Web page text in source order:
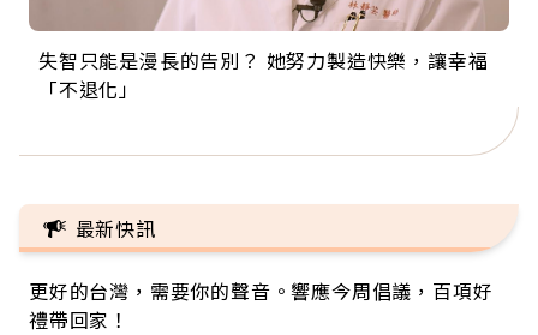
失智只能是漫長的告別？ 她努力製造快樂，讓幸福
「不退化」
來自剛果的巧克力神父 為台灣奉獻36年 「台灣是我
的家，我連作夢都講台語！」
63歲卸矽谷副總、搬回台灣找快樂！「蛋黃哥小
丑」走進安養院，逗樂上萬爺奶：退休後才開始真
104歲打破金氏世界紀錄 成為全球最年長羽球選
手，分享長壽的秘密原來是「這個」
事業巔峰他選擇追夢…黑手阿伯拉小提琴還登上小
巨蛋！連CNN都大讚！
最新快訊
更好的台灣，需要你的聲音。響應今周倡議，百項好
禮帶回家！